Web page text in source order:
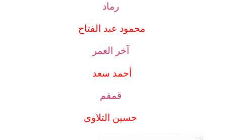
رماد
محمود عبد الفتاح
آخر العمر
أحمد سعد
قمقم
حسين التلاوى